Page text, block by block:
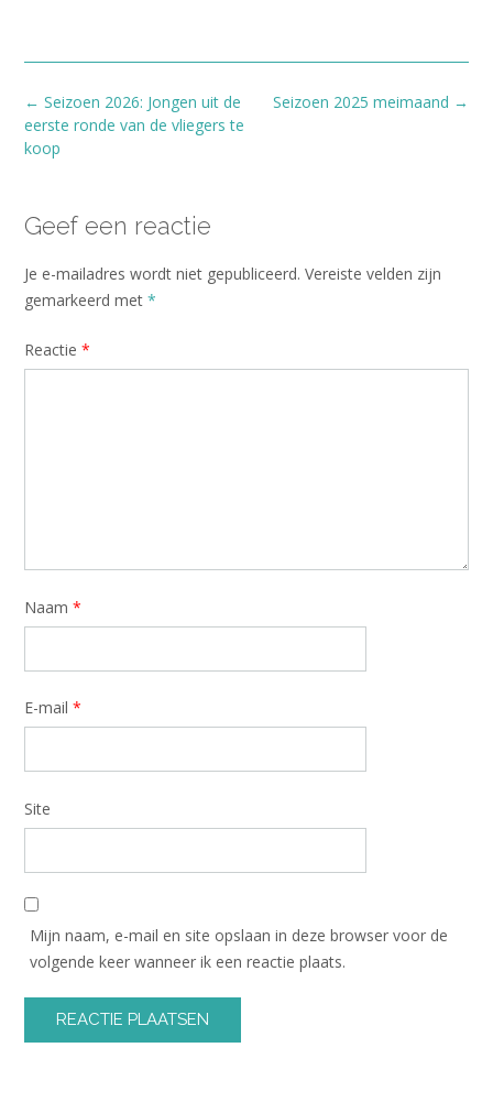
Bericht
navigatie
Seizoen 2025 meimaand →
← Seizoen 2026: Jongen uit de
eerste ronde van de vliegers te
koop
Geef een reactie
Je e-mailadres wordt niet gepubliceerd. Vereiste velden zijn
gemarkeerd met *
Reactie *
Naam *
E-mail *
Site
Mijn naam, e-mail en site opslaan in deze browser voor de
volgende keer wanneer ik een reactie plaats.